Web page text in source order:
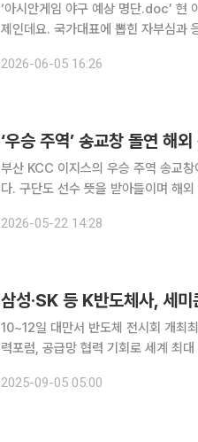
‘아시안게임 야구 예상 명단.doc’ 현 아구팬들의 최대 관심사. 프로야구 순위만큼이나 예민한(?) 주
제인데요. 국가대표에 뽑힌 자부심과 응원
(KBO)는 11일 오후 2시 서울 중구 한
2026-06-05 16:26
‘우승 주역’ 송교창 돌연 해
부산 KCC 이지스의 우승 주역 송교
다. 구단도 선수 뜻을 받아들이며 해외 진출 절차 지원에
충분한 논의를 거쳐 해외 무대 도전
2026-05-22 14:28
삼성·SK 등 K반도체사, 세
10~12일 대만서 반도체 전시회 개최
력포럼, 공급망 협력 기회로 세계 최대 반도체 산업 전시회인 ‘세미콘 타이완’에 삼성전자와 SK하이
중요성이 부상하는 가운데, 글로벌 반
2025-09-05 05:00